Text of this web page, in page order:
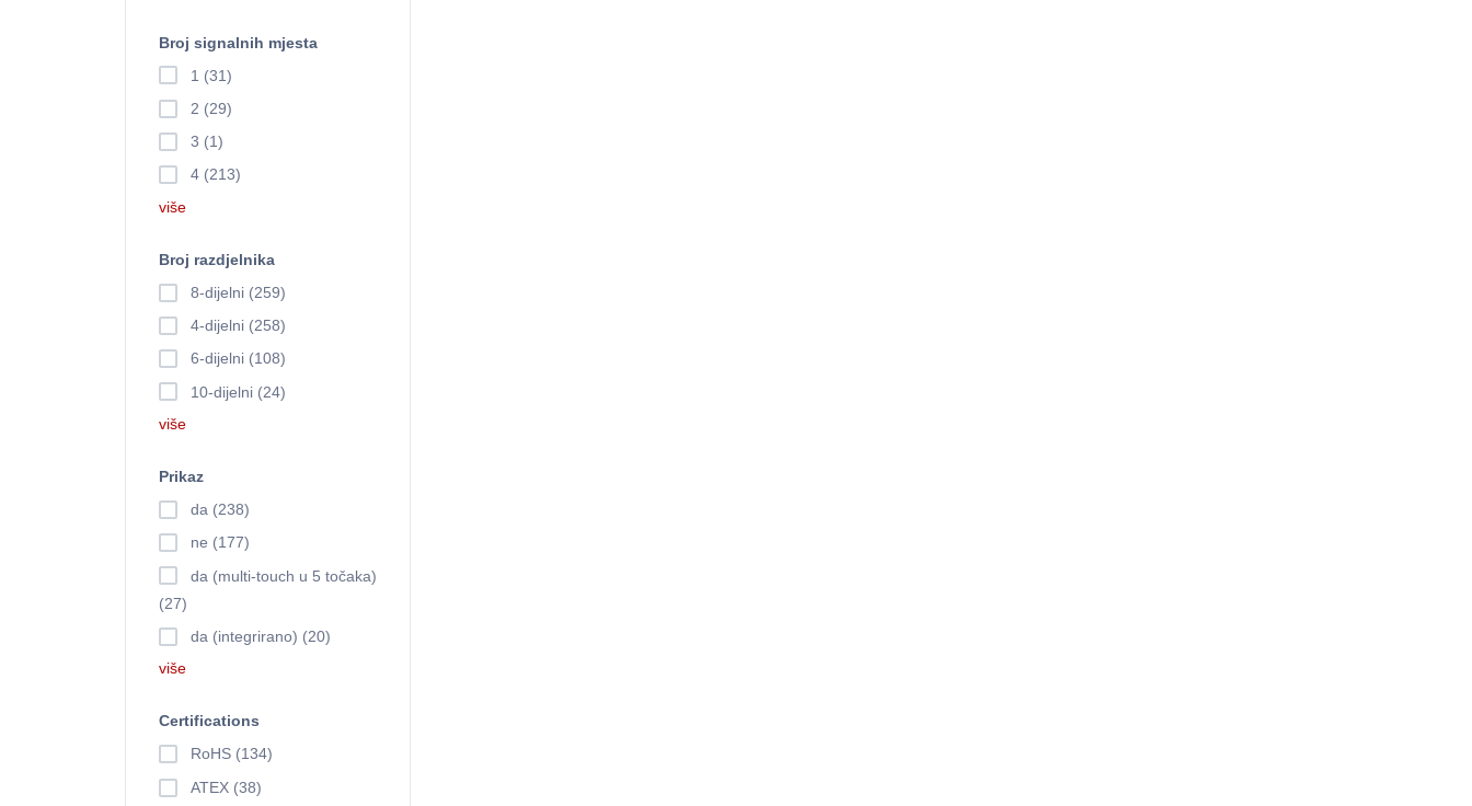
Broj signalnih mjesta
1 (31)
2 (29)
3 (1)
4 (213)
više
Broj razdjelnika
8-dijelni (259)
4-dijelni (258)
6-dijelni (108)
10-dijelni (24)
više
Prikaz
da (238)
ne (177)
da (multi-touch u 5 točaka)
(27)
da (integrirano) (20)
više
Certifications
RoHS (134)
ATEX (38)